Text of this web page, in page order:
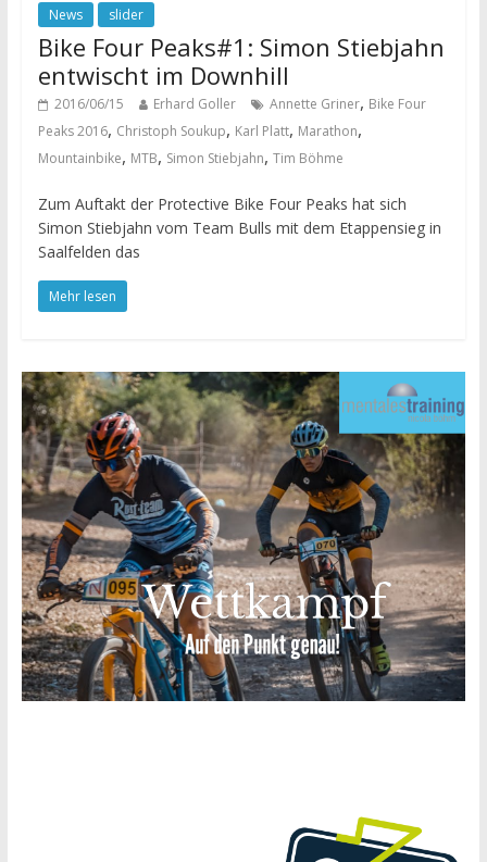
News slider
Bike Four Peaks#1: Simon Stiebjahn
entwischt im Downhill
2016/06/15 Erhard Goller Annette Griner, Bike Four
Peaks 2016, Christoph Soukup, Karl Platt, Marathon,
Mountainbike, MTB, Simon Stiebjahn, Tim Böhme
Zum Auftakt der Protective Bike Four Peaks hat sich
Simon Stiebjahn vom Team Bulls mit dem Etappensieg in
Saalfelden das
Mehr lesen